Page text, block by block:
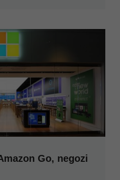
Go, negozi